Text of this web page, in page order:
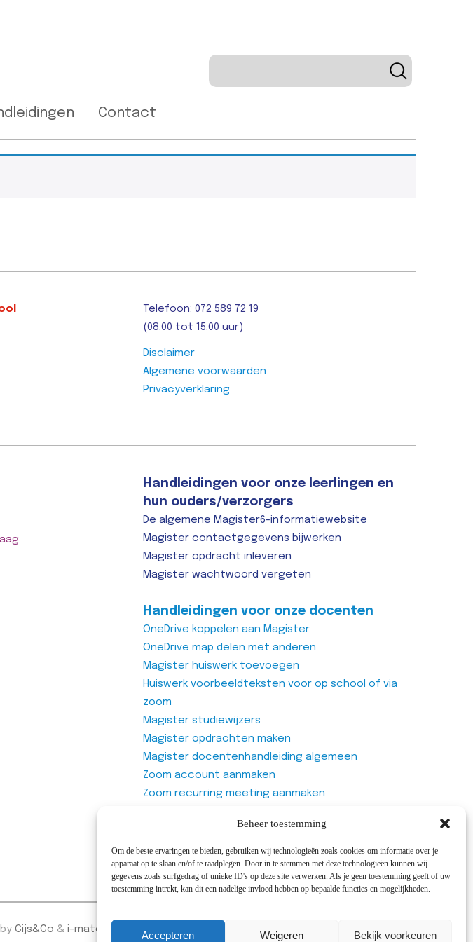
Beheer toestemming
Om de beste ervaringen te bieden, gebruiken wij technologieën zoals cookies om informatie over je
apparaat op te slaan en/of te raadplegen. Door in te stemmen met deze technologieën kunnen wij
gegevens zoals surfgedrag of unieke ID's op deze site verwerken. Als je geen toestemming geeft of uw
toestemming intrekt, kan dit een nadelige invloed hebben op bepaalde functies en mogelijkheden.
Accepteren Weigeren Bekijk voorkeuren
Contact
Telefoon: 072 589 72 19
(08:00 tot 15:00 uur)
Disclaimer
Algemene voorwaarden
Privacyverklaring
Handleidingen voor onze leerlingen en
hun ouders/verzorgers
De algemene Magister6-informatiewebsite
Magister contactgegevens bijwerken
Magister opdracht inleveren
Magister wachtwoord vergeten
Handleidingen voor onze docenten
OneDrive koppelen aan Magister
OneDrive map delen met anderen
Magister huiswerk toevoegen
Huiswerk voorbeeldteksten voor op school of via
zoom
Magister studiewijzers
Magister opdrachten maken
Magister docentenhandleiding algemeen
Zoom account aanmaken
Zoom recurring meeting aanmaken
Vragenlijst van Office365 Forms gebruiken
Cijs&Co & i-match webconcepts